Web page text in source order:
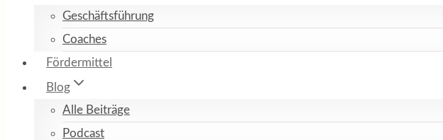
Geschäftsführung
Coaches
Fördermittel
Blog
Alle Beiträge
Podcast